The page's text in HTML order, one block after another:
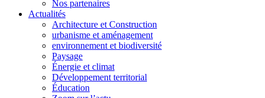
Nos partenaires
Actualités
Architecture et Construction
urbanisme et aménagement
environnement et biodiversité
Paysage
Énergie et climat
Développement territorial
Éducation